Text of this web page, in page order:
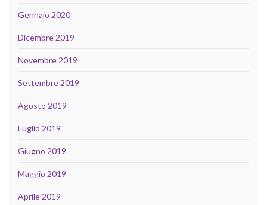
Gennaio 2020
Dicembre 2019
Novembre 2019
Settembre 2019
Agosto 2019
Luglio 2019
Giugno 2019
Maggio 2019
Aprile 2019